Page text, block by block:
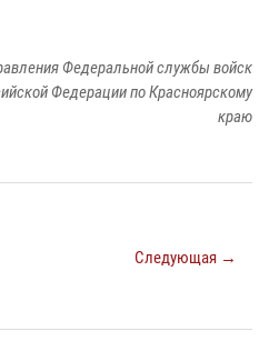
Федеральной службы войск
Федерации по Красноярскому
краю
Следующая →